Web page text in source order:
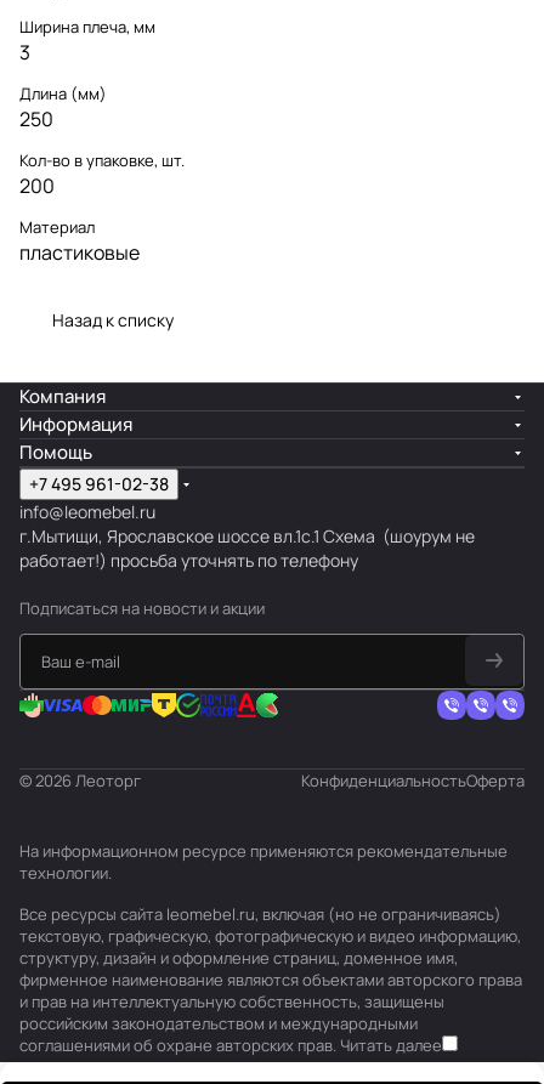
Ширина плеча, мм
3
Длина (мм)
250
Кол-во в упаковке, шт.
200
Материал
пластиковые
Назад к списку
Компания
Информация
Помощь
+7 495 961-02-38
info@leomebel.ru
г.Мытищи, Ярославское шоссе вл.1с.1 Схема (шоурум не
работает!) просьба уточнять по телефону
Подписаться на новости и акции
© 2026 Леоторг КонфиденциальностьОферта
На информационном ресурсе применяются рекомендательные
технологии.
Все ресурсы сайта leomebel.ru, включая (но не ограничиваясь)
текстовую, графическую, фотографическую и видео информацию,
структуру, дизайн и оформление страниц, доменное имя,
фирменное наименование являются объектами авторского права
и прав на интеллектуальную собственность, защищены
российским законодательством и международными
соглашениями об охране авторских прав. Читать далее